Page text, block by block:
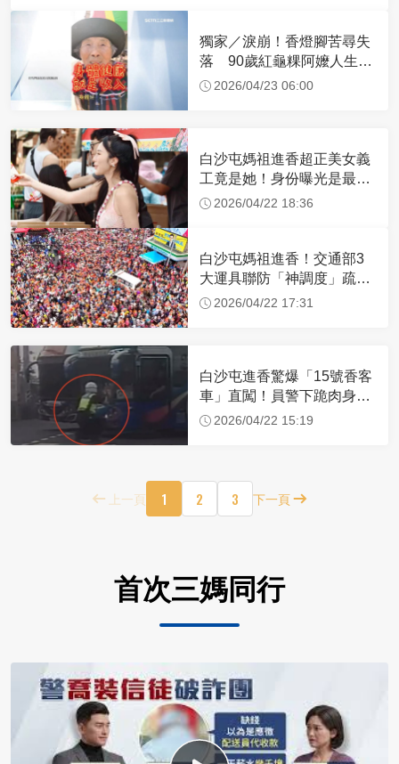
獨家／淚崩！香燈腳苦尋失
落 90歲紅龜粿阿嬤人生謝
幕2026/04/23 06:00
白沙屯媽祖進香超正美女義
工竟是她！身份曝光是最美
禮生 一輩子不結婚
2026/04/22 18:36
白沙屯媽祖進香！交通部3
大運具聯防「神調度」疏運
32.1萬創新高
2026/04/22 17:31
白沙屯進香驚爆「15號香客
車」直闖！員警下跪肉身擋
車：讓行人先過
2026/04/22 15:19
上一頁 1 2 3 下一頁
首次三媽同行